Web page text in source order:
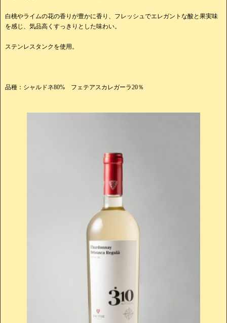
白桃やライムの花の香りが豊かに香り、フレッシュでエレガントな酸と果実味
を感じ、気品高くすっきりとした味わい。
ステンレスタンクを使用。
品種：シャルドネ80% フェテアスカレガーラ20％